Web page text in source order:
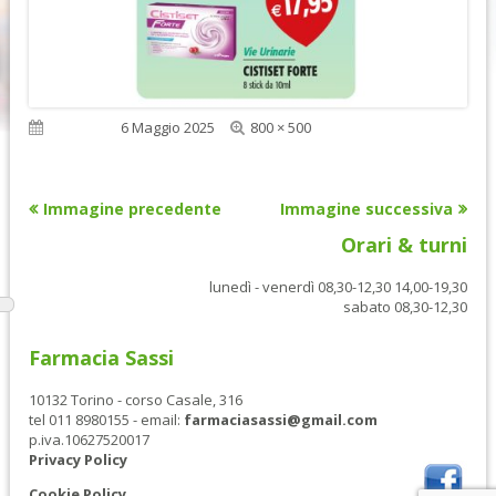
Pubblicato6 Maggio 2025
Dimensione
800 × 500
Immagine precedente Immagine successiva
Orari & turni
lunedì - venerdì 08,30-12,30 14,00-19,30
sabato 08,30-12,30
Farmacia Sassi
10132 Torino - corso Casale, 316
tel 011 8980155 - email: farmaciasassi@gmail.com
p.iva.10627520017
Privacy Policy